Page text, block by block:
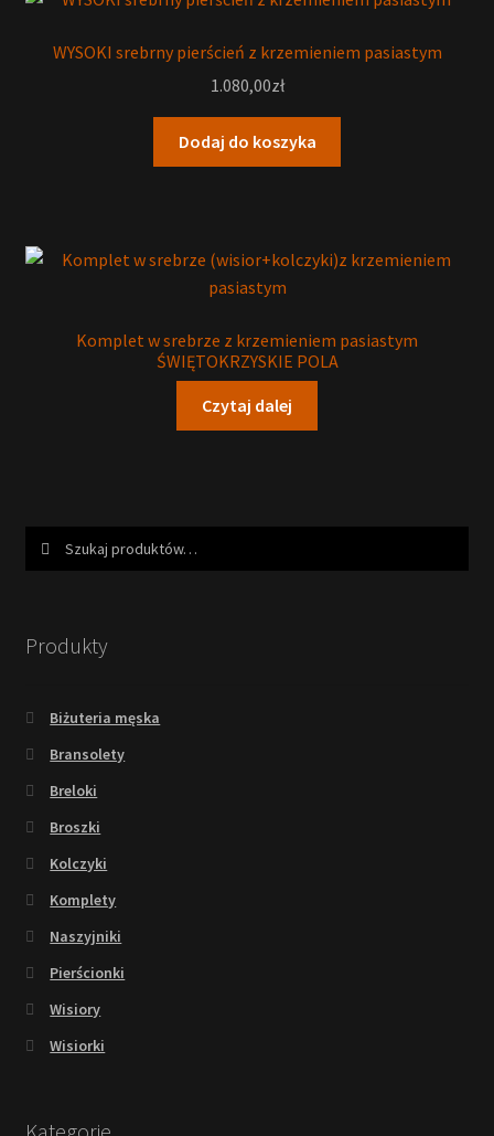
WYSOKI srebrny pierścień z krzemieniem pasiastym
1.080,00zł
Dodaj do koszyka
Komplet w srebrze z krzemieniem pasiastym
ŚWIĘTOKRZYSKIE POLA
Czytaj dalej
Produkty
Biżuteria męska
Bransolety
Breloki
Broszki
Kolczyki
Komplety
Naszyjniki
Pierścionki
Wisiory
Wisiorki